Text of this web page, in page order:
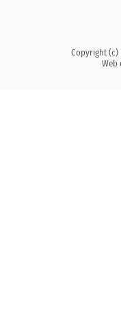
Copyright (c)
Web